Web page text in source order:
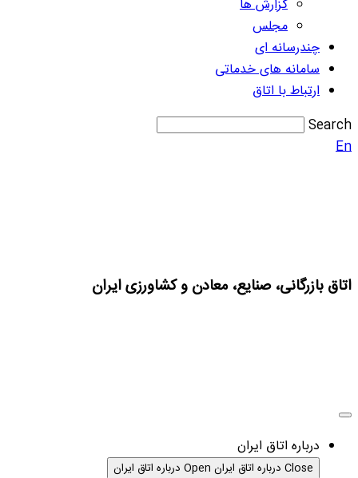
گزارش ها
مجلس
چندرسانه ای
سامانه های خدماتی
ارتباط با اتاق
Search
En
اتاق بازرگانی، صنایع، معادن و کشاورزی ایران
درباره اتاق ایران
Close درباره اتاق ایران Open درباره اتاق ایران